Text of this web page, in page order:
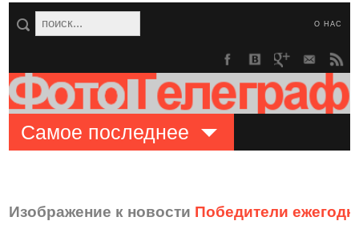
О НАС
Самое последнее
Изображение к новости Победители